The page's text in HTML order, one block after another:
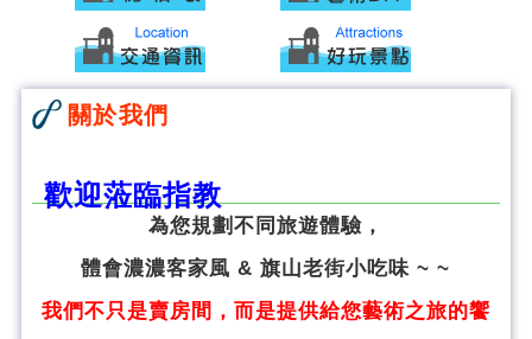
關於我們
歡迎蒞臨指教
為您規劃不同旅遊體驗，
體會濃濃客家風 & 旗山老街小吃味 ~ ~
我們不只是賣房間，而是提供給您藝術之旅的饗